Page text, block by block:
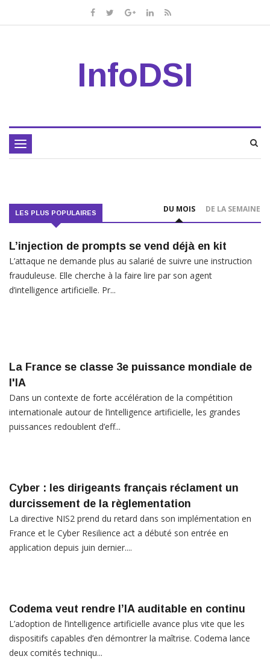
InfoDSI
Toggle
navigation
LES PLUS POPULAIRES DU MOIS DE LA SEMAINE
L’injection de prompts se vend déjà en kit
L’attaque ne demande plus au salarié de suivre une instruction
frauduleuse. Elle cherche à la faire lire par son agent
d’intelligence artificielle. Pr...
La France se classe 3e puissance mondiale de
l'IA
Dans un contexte de forte accélération de la compétition
internationale autour de l’intelligence artificielle, les grandes
puissances redoublent d’eff...
Cyber : les dirigeants français réclament un
durcissement de la règlementation
La directive NIS2 prend du retard dans son implémentation en
France et le Cyber Resilience act a débuté son entrée en
application depuis juin dernier....
Codema veut rendre l’IA auditable en continu
L’adoption de l’intelligence artificielle avance plus vite que les
dispositifs capables d’en démontrer la maîtrise. Codema lance
deux comités techniqu...